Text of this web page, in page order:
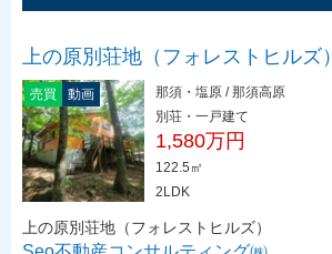
上の原別荘地（フォレストヒルズ）
売買 動画
那須・塩原 / 那須高原
別荘・一戸建て
1,580万円
122.5㎡
2LDK
上の原別荘地（フォレストヒルズ）